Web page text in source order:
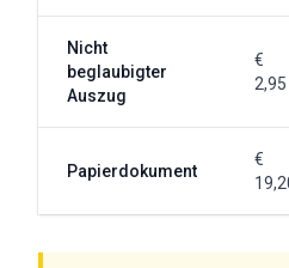
Nicht
beglaubigter
Auszug
€
2,95
Papierdokument
€